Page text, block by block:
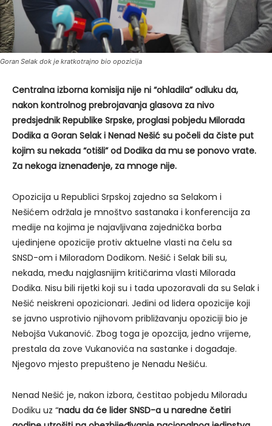
Goran Selak dok je kratkotrajno bio opozicija
Centralna izborna komisija nije ni “ohladila” odluku da,
nakon kontrolnog prebrojavanja glasova za nivo
predsjednik Republike Srpske, proglasi pobjedu Milorada
Dodika a Goran Selak i Nenad Nešić su počeli da čiste put
kojim su nekada “otišli” od Dodika da mu se ponovo vrate.
Za nekoga iznenađenje, za mnoge nije.
Opozicija u Republici Srpskoj zajedno sa Selakom i
Nešićem održala je mnoštvo sastanaka i konferencija za
medije na kojima je najavljivana zajednička borba
ujedinjene opozicije protiv aktuelne vlasti na čelu sa
SNSD-om i Miloradom Dodikom. Nešić i Selak bili su,
nekada, među najglasnijim kritičarima vlasti Milorada
Dodika. Nisu bili rijetki koji su i tada upozoravali da su Selak i
Nešić neiskreni opozicionari. Jedini od lidera opozicije koji
se javno usprotivio njihovom približavanju opoziciji bio je
Nebojša Vukanović. Zbog toga je opozcija, jedno vrijeme,
prestala da zove Vukanovića na sastanke i događaje.
Njegovo mjesto prepušteno je Nenadu Nešiću.
Nenad Nešić je, nakon izbora, čestitao pobjedu Miloradu
Dodiku uz “nadu da će lider SNSD-a u naredne četiri